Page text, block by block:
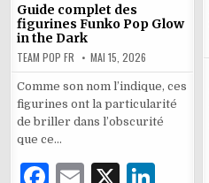
Guide complet des
figurines Funko Pop Glow
in the Dark
TEAM POP FR MAI 15, 2026
Comme son nom l’indique, ces
figurines ont la particularité
de briller dans l’obscurité
que ce…
F
E
X